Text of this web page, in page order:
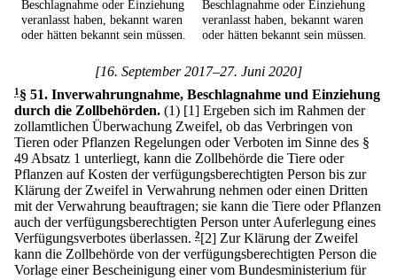
Beschlagnahme oder Einziehung
veranlasst haben, bekannt waren
oder hätten bekannt sein müssen.
Beschlagnahme oder Einziehung
veranlasst haben, bekannt waren
oder hätten bekannt sein müssen.
[16. September 2017–27. Juni 2020]
1§ 51. Inverwahrungnahme, Beschlagnahme und Einziehung
durch die Zollbehörden. (1) [1] Ergeben sich im Rahmen der
zollamtlichen Überwachung Zweifel, ob das Verbringen von
Tieren oder Pflanzen Regelungen oder Verboten im Sinne des §
49 Absatz 1 unterliegt, kann die Zollbehörde die Tiere oder
Pflanzen auf Kosten der verfügungsberechtigten Person bis zur
Klärung der Zweifel in Verwahrung nehmen oder einen Dritten
mit der Verwahrung beauftragen; sie kann die Tiere oder Pflanzen
auch der verfügungsberechtigten Person unter Auferlegung eines
Verfügungsverbotes überlassen. 2[2] Zur Klärung der Zweifel
kann die Zollbehörde von der verfügungsberechtigten Person die
Vorlage einer Bescheinigung einer vom Bundesministerium für